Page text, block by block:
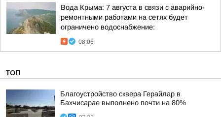
Вода Крыма: 7 августа в связи с аварийно-
ремонтными работами на сетях будет
ограничено водоснабжение:
08:06
ТОП
Благоустройство сквера Герайлар в
Бахчисарае выполнено почти на 80%